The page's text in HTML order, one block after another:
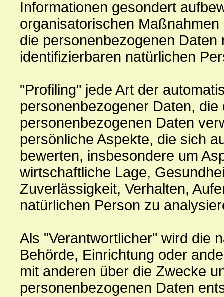
Informationen gesondert
organisatorischen
die personenbezogenen
identifizierbaren natürlichen
"Profiling" jede Art der
personenbezogener Daten,
personenbezogenen Daten
persönliche Aspekte, die sich
bewerten, insbesondere um
wirtschaftliche Lage,
Zuverlässigkeit, Verhalten,
natürlichen Person zu
Als "Verantwortlicher" wird die
Behörde, Einrichtung oder
mit anderen über die Zwecke
personenbezogenen Daten